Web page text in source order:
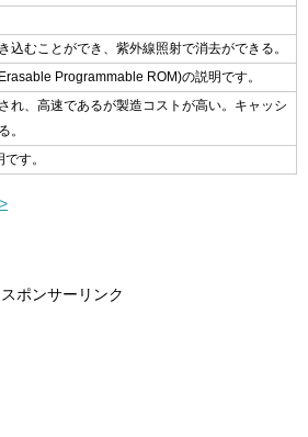
込むことができ、紫外線照射で消去ができる。
Programmable ROM)の説明です。
れ、高速であるが製造コストが高い。キャッシ
。
す。
スポンサーリンク